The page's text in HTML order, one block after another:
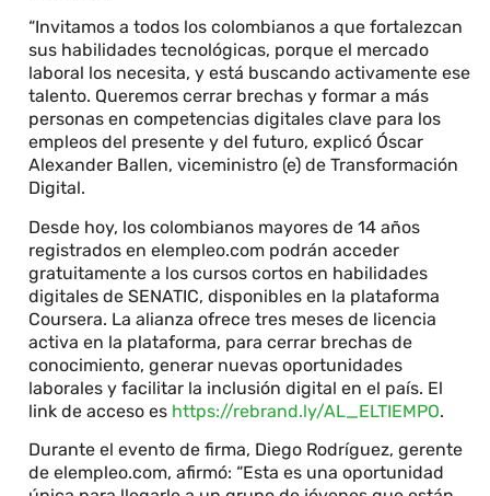
“Invitamos a todos los colombianos a que fortalezcan
sus habilidades tecnológicas, porque el mercado
laboral los necesita, y está buscando activamente ese
talento. Queremos cerrar brechas y formar a más
personas en competencias digitales clave para los
empleos del presente y del futuro, explicó Óscar
Alexander Ballen, viceministro (e) de Transformación
Digital.
Desde hoy, los colombianos mayores de 14 años
registrados en elempleo.com podrán acceder
gratuitamente a los cursos cortos en habilidades
digitales de SENATIC, disponibles en la plataforma
Coursera. La alianza ofrece tres meses de licencia
activa en la plataforma, para cerrar brechas de
conocimiento, generar nuevas oportunidades
laborales y facilitar la inclusión digital en el país. El
link de acceso es https://rebrand.ly/AL_ELTIEMPO.
Durante el evento de firma, Diego Rodríguez, gerente
de elempleo.com, afirmó: “Esta es una oportunidad